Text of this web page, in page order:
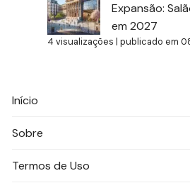
Expansão:
em 2027
4 visualizações |publicado em
Início
Sobre
Termos de Uso